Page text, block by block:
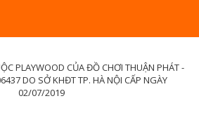
PLAYWOOD CỦA ĐỒ CHƠI THUẬN PHÁT -
DO SỞ KHĐT TP. HÀ NỘI CẤP NGÀY
02/07/2019